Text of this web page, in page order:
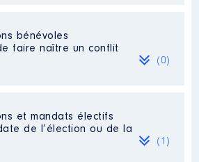
bénévoles
faire naître un conflit
(0)
et mandats électifs
de l’élection ou de la
(1)